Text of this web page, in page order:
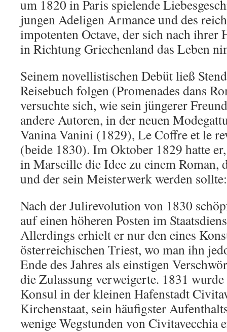
um 1820 in Paris spielende
jungen Adeligen Armance und des
impotenten Octave, der sich nach ihrer
in Richtung Griechenland das Leben
Seinem novellistischen Debüt ließ
Reisebuch folgen (Promenades dans
versuchte sich, wie sein jüngerer
andere Autoren, in der neuen
Vanina Vanini (1829), Le Coffre et le
(beide 1830). Im Oktober 1829 hatte
in Marseille die Idee zu einem Roman,
und der sein Meisterwerk werden
Nach der Julirevolution von 1830
auf einen höheren Posten im
Allerdings erhielt er nur den eines
österreichischen Triest, wo man ihn
Ende des Jahres als einstigen
die Zulassung verweigerte. 1831
Konsul in der kleinen Hafenstadt
Kirchenstaat, sein häufigster
wenige Wegstunden von Civitavecchia